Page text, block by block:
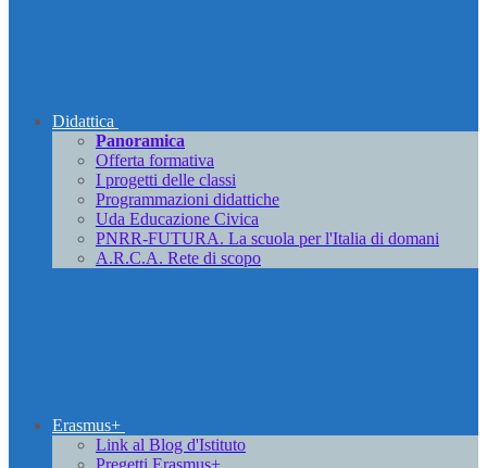
Didattica
Panoramica
Offerta formativa
I progetti delle classi
Programmazioni didattiche
Uda Educazione Civica
PNRR-FUTURA. La scuola per l'Italia di domani
A.R.C.A. Rete di scopo
Erasmus+
Link al Blog d'Istituto